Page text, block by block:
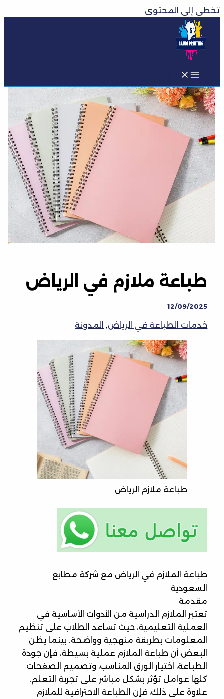
تخطي إلى المحتوى
طباعة ملازم في الرياض
12/09/2025
خدمات الطباعة في الرياض, المدونة
طباعة ملازم الرياض
طباعة الملازم في الرياض مع شركة مطابع
السعودية
مقدمة
تعتبر الملازم الدراسية من الأدوات الأساسية في
العملية التعليمية، حيث تساعد الطلاب على تنظيم
المعلومات بطريقة منهجية وواضحة. بينما يظن
البعض أن طباعة الملازم عملية بسيطة، فإن جودة
الطباعة، اختيار الورق المناسب، وتصميم الصفحات
كلها عوامل تؤثر بشكل مباشر على تجربة التعلم.
علاوة على ذلك، فإن الطباعة الاحترافية للملازم